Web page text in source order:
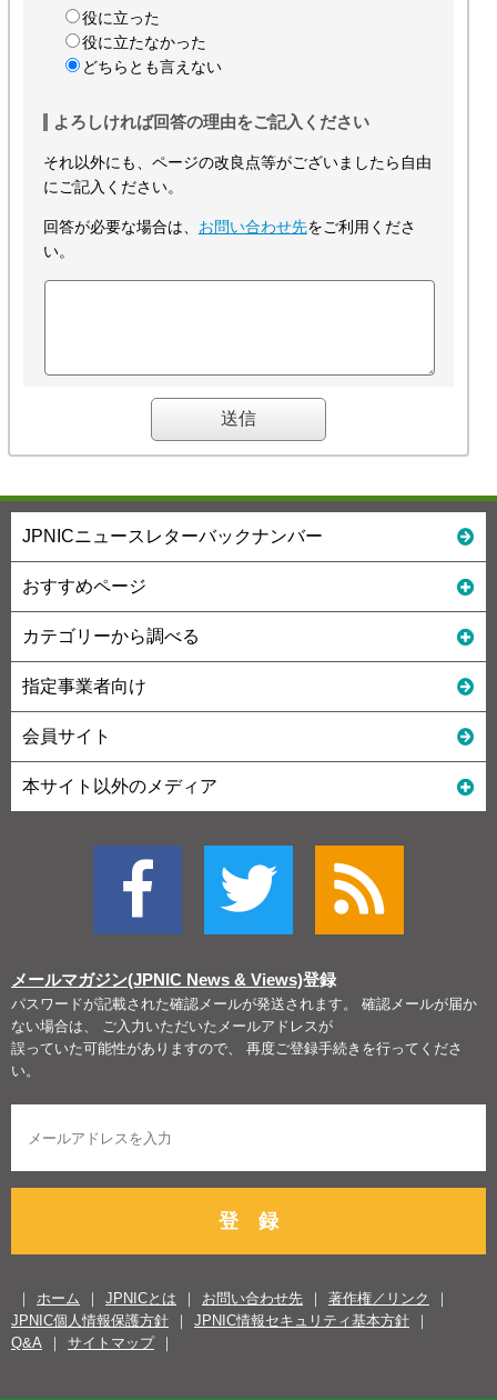
役に立った
役に立たなかった
どちらとも言えない
よろしければ回答の理由をご記入ください
それ以外にも、ページの改良点等がございましたら自由
にご記入ください。
回答が必要な場合は、 お問い合わせ先をご利用くださ
い。
JPNICニュースレターバックナンバー
おすすめページ
カテゴリーから調べる
指定事業者向け
会員サイト
本サイト以外のメディア
メールマガジン(JPNIC News & Views)登録
パスワードが記載された確認メールが発送されます。 確認メールが届か
ない場合は、 ご入力いただいたメールアドレスが
誤っていた可能性がありますので、 再度ご登録手続きを行ってくださ
い。
登 録
ホーム JPNICとは お問い合わせ先
著作権／リンク
JPNIC個人情報保護方針
JPNIC情報セキュリティ基本方針
Q&A
サイトマップ